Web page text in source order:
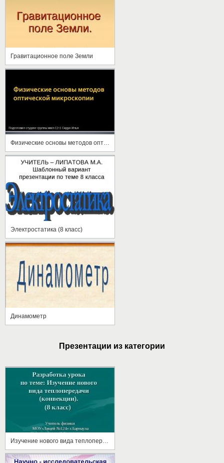
Гравитационное поле Земли
Электростатика (8 класс)
Динамометр
Презентации из категории